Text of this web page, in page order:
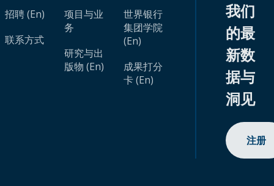
招聘 (En)
联系方式
项目与业
务
研究与出
版物 (En)
世界银行
集团学院
(En)
成果打分
卡 (En)
我们
的最
新数
据与
洞见
注册